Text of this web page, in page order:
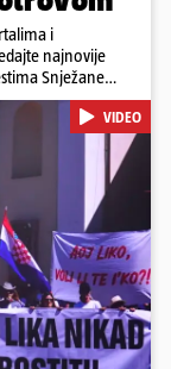
i
najnovije
Snježane
otpada, Troje
Ivana
režu ovlasti: Slijedi
VIDEO